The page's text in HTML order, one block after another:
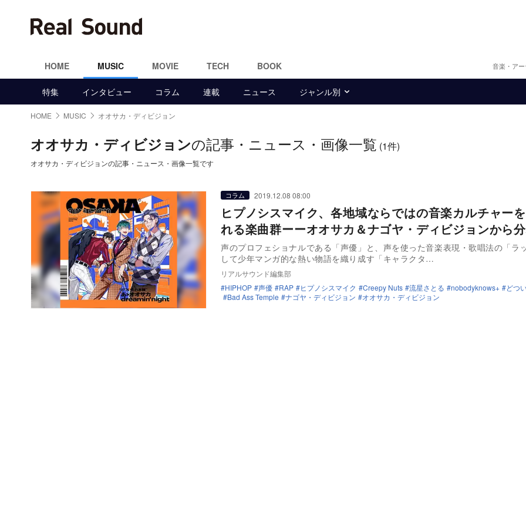
HOME MUSIC MOVIE TECH BOOK 音楽・ア
特集 インタビュー コラム 連載 ニュース ジャンル別
HOME MUSIC オオサカ・ディビジョン
オオサカ・ディビジョンの記事・ニュース・画像一覧 (1件)
オオサカ・ディビジョンの記事・ニュース・画像一覧です
コラム 2019.12.08 08:00
ヒプノシスマイク、各地域ならではの音楽カルチャー
れる楽曲群ーーオオサカ＆ナゴヤ・ディビジョンから
声のプロフェショナルである「声優」と、声を使った音楽表現・歌唱法の「ラ
して少年マンガ的な熱い物語を織り成す「キャラクタ…
リアルサウンド編集部
HIPHOP
声優 RAP ヒプノシスマイク Creepy Nuts 流星さとる nobodyknows+
どつ
Bad Ass Temple
ナゴヤ・ディビジョン オオサカ・ディビジョン